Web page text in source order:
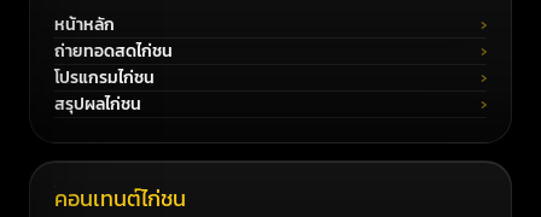
หน้าหลัก
ถ่ายทอดสดไก่ชน
โปรแกรมไก่ชน
สรุปผลไก่ชน
คอนเทนต์ไก่ชน